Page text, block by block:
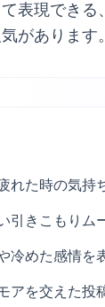
表現できる
があります。
れた時の気持
引きこもりム
冷めた感情を
アを交えた投